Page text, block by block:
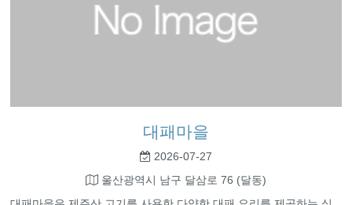
대패마을
2026-07-27
울산광역시 남구 달삼로 76 (달동)